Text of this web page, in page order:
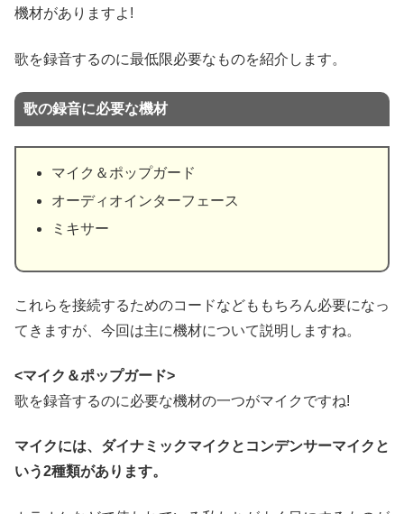
機材がありますよ!
歌を録音するのに最低限必要なものを紹介します。
歌の録音に必要な機材
マイク＆ポップガード
オーディオインターフェース
ミキサー
これらを接続するためのコードなどももちろん必要になっ
てきますが、今回は主に機材について説明しますね。
<マイク＆ポップガード>
歌を録音するのに必要な機材の一つがマイクですね!
マイクには、ダイナミックマイクとコンデンサーマイクと
いう2種類があります。